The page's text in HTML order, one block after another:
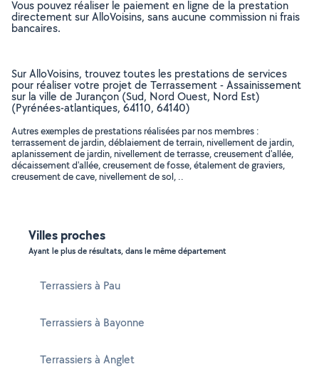
Vous pouvez réaliser le paiement en ligne de la prestation
directement sur AlloVoisins, sans aucune commission ni frais
bancaires.
Sur AlloVoisins, trouvez toutes les prestations de services
pour réaliser votre projet de Terrassement - Assainissement
sur la ville de Jurançon (Sud, Nord Ouest, Nord Est)
(Pyrénées-atlantiques, 64110, 64140)
Autres exemples de prestations réalisées par nos membres :
terrassement de jardin, déblaiement de terrain, nivellement de jardin,
aplanissement de jardin, nivellement de terrasse, creusement d'allée,
décaissement d'allée, creusement de fosse, étalement de graviers,
creusement de cave, nivellement de sol, ..
Villes proches
Ayant le plus de résultats, dans le même département
Terrassiers à Pau
Terrassiers à Bayonne
Terrassiers à Anglet